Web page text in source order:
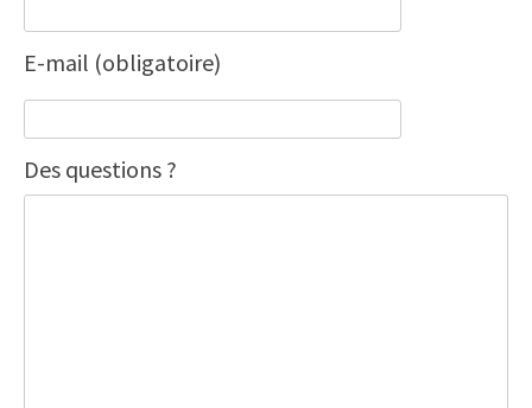
E-mail (obligatoire)
Des questions ?